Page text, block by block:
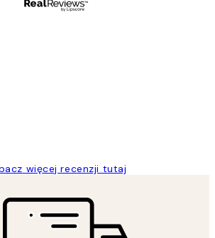
więcej recenzji tutaj